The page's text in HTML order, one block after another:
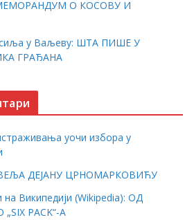
МЕМОРАНДУМ О КОСОВУ И
у Ваљеву: ШТА ПИШЕ У
ГРАЂАНА
уочи избора у
ДЕЈАНУ ЦРНОМАРКОВИЋУ
на Википедији (Wikipedia): ОД
PACK“-А